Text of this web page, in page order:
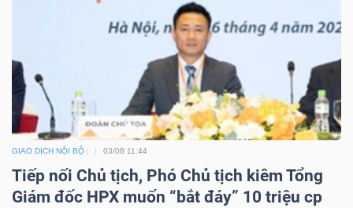
GIAO DỊCH NỘI BỘ 03/08 11:44
Tiếp nối Chủ tịch, Phó Chủ tịch kiêm Tổng
Giám đốc HPX muốn “bắt đáy” 10 triệu cp